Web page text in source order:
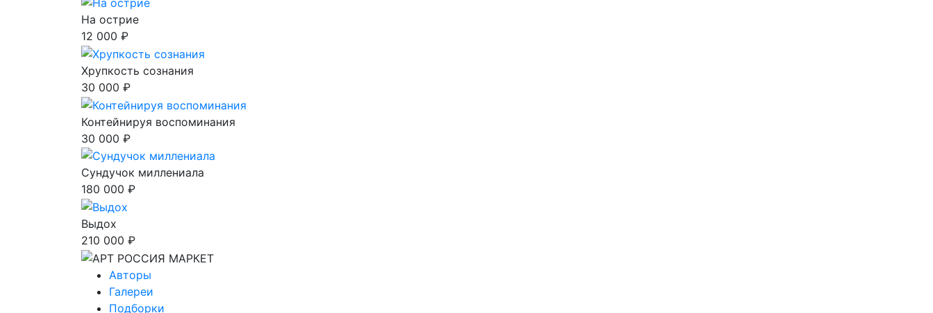
На острие
12 000 ₽
Хрупкость сознания
30 000 ₽
Контейнируя воспоминания
30 000 ₽
Сундучок миллениала
180 000 ₽
Выдох
210 000 ₽
Авторы
Галереи
Подборки